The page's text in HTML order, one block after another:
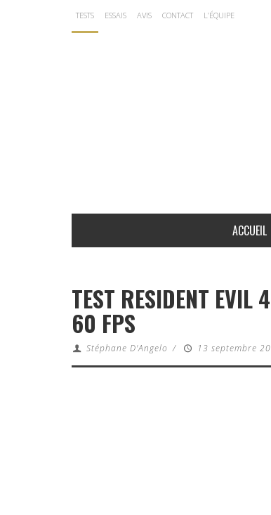
TESTS ESSAIS AVIS CONTACT L’ÉQUIPE
ACCUEIL
TEST RESIDENT EVIL
60 FPS
Stéphane D'Angelo / 13 septembre